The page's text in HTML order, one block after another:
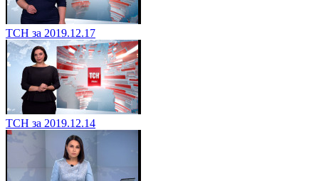
ТСН за 2019.12.17
ТСН за 2019.12.14